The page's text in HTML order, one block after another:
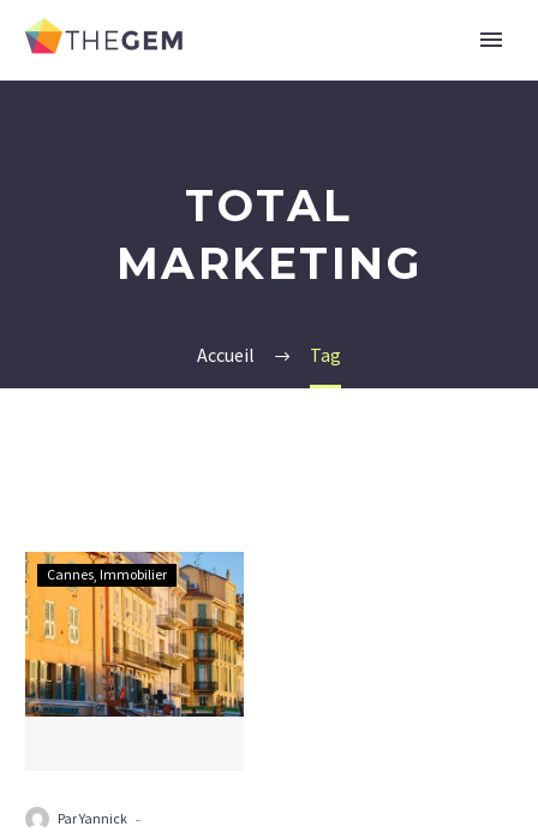
TOTAL
MARKETING
Accueil Tag
Isoler
ses
combles
même
dans
les
Cannes Immobilier
Par Yannick -